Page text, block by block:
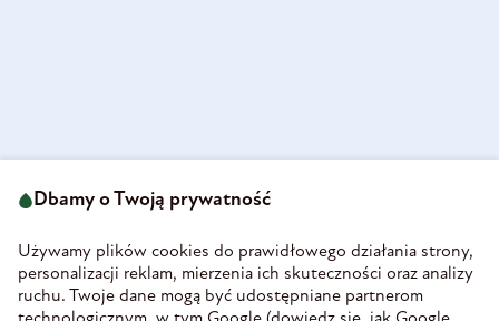
58-160 Świebodzice
REGON 890213034
INFORMACJE
Dbamy o Twoją prywatność
Używamy plików cookies do prawidłowego działania strony,
personalizacji reklam, mierzenia ich skuteczności oraz analizy
ruchu. Twoje dane mogą być udostępniane partnerom